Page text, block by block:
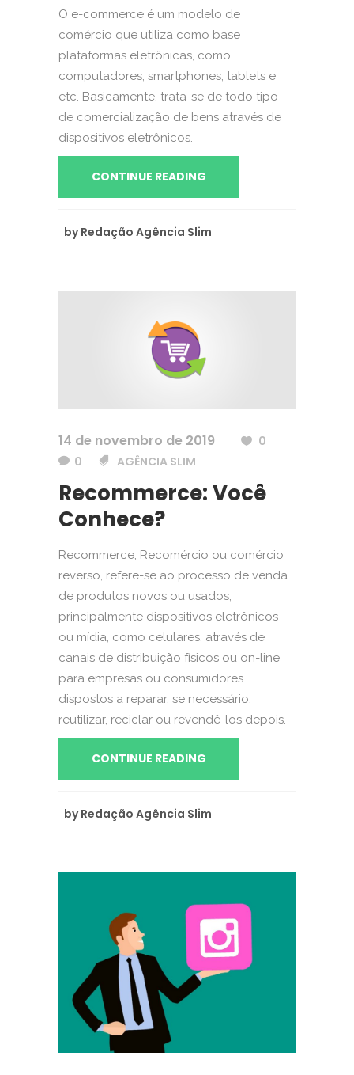
O e-commerce é um modelo de
comércio que utiliza como base
plataformas eletrônicas, como
computadores, smartphones, tablets e
etc. Basicamente, trata-se de todo tipo
de comercialização de bens através de
dispositivos eletrônicos.
CONTINUE READING
by Redação Agência Slim
14 de novembro de 2019
0
0
AGÊNCIA SLIM
Recommerce: Você
Conhece?
Recommerce, Recomércio ou comércio
reverso, refere-se ao processo de venda
de produtos novos ou usados,
principalmente dispositivos eletrônicos
ou mídia, como celulares, através de
canais de distribuição físicos ou on-line
para empresas ou consumidores
dispostos a reparar, se necessário,
reutilizar, reciclar ou revendê-los depois.
CONTINUE READING
by Redação Agência Slim